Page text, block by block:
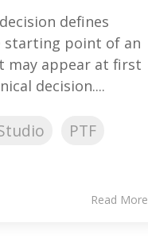
defines
starting point of an
may appear at first
decision....
PTF
Read More